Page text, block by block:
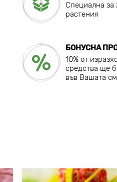
Специална за
растения
БОНУСНА
10% от
средства ще
във Вашата